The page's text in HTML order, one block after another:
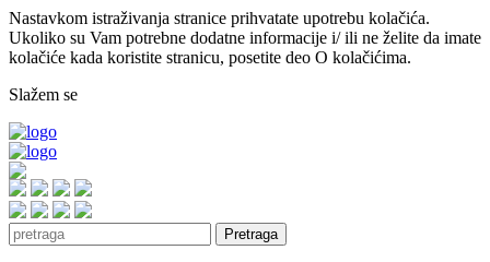
Nastavkom istraživanja stranice prihvatate upotrebu kolačića.
Ukoliko su Vam potrebne dodatne informacije i/ ili ne želite da imate
kolačiće kada koristite stranicu, posetite deo O kolačićima.
Slažem se
Pretraga